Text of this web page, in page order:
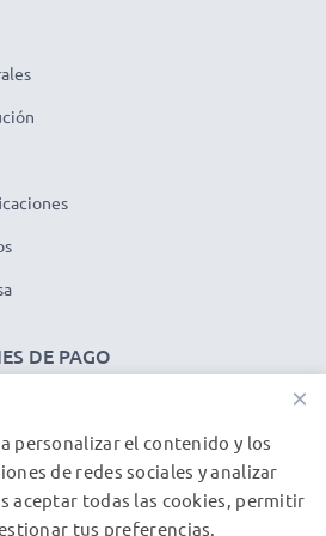
DE PAGO
DE ENVÍO
×
personalizar el contenido y los
de redes sociales y analizar
aceptar todas las cookies, permitir
tus preferencias.